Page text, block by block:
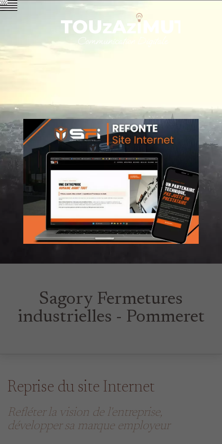
Sagory Fermetures
industrielles - Pommeret
Reprise du site Internet
Refléter la vision de l'entreprise,
développer sa marque employeur